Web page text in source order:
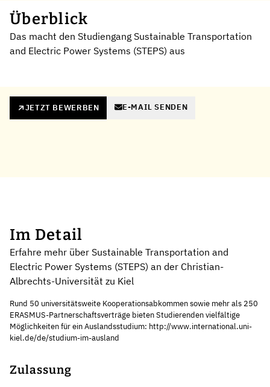
Überblick
Das macht den Studiengang Sustainable Transportation
and Electric Power Systems (STEPS) aus
JETZT BEWERBEN E-MAIL SENDEN
Im Detail
Erfahre mehr über Sustainable Transportation and
Electric Power Systems (STEPS) an der Christian-
Albrechts-Universität zu Kiel
Rund 50 universitätsweite Kooperationsabkommen sowie mehr als 250
ERASMUS-Partnerschaftsverträge bieten Studierenden vielfältige
Möglichkeiten für ein Auslandsstudium: http://www.international.uni-
kiel.de/de/studium-im-ausland
Zulassung